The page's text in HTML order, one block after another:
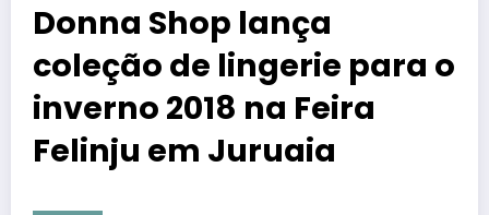
Donna Shop lança
coleção de lingerie para o
inverno 2018 na Feira
Felinju em Juruaia